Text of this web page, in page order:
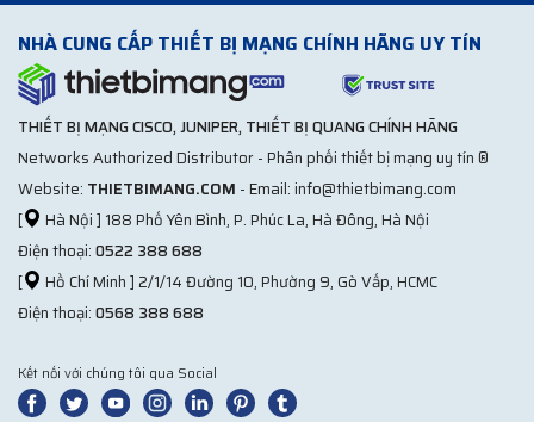
NHÀ CUNG CẤP THIẾT BỊ MẠNG CHÍNH HÃNG UY TÍN
THIẾT BỊ MẠNG CISCO, JUNIPER, THIẾT BỊ QUANG CHÍNH HÃNG
Networks Authorized Distributor - Phân phối thiết bị mạng uy tín ®
Website: THIETBIMANG.COM - Email: info@thietbimang.com
[
Hà Nội ] 188 Phố Yên Bình, P. Phúc La, Hà Đông, Hà Nội
Điện thoại:0522 388 688
[
Hồ Chí Minh ] 2/1/14 Đường 10, Phường 9, Gò Vấp, HCMC
Điện thoại:0568 388 688
Kết nối với chúng tôi qua Social